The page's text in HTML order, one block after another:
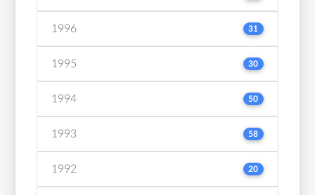
1996 31
1995 30
1994 50
1993 58
1992 20